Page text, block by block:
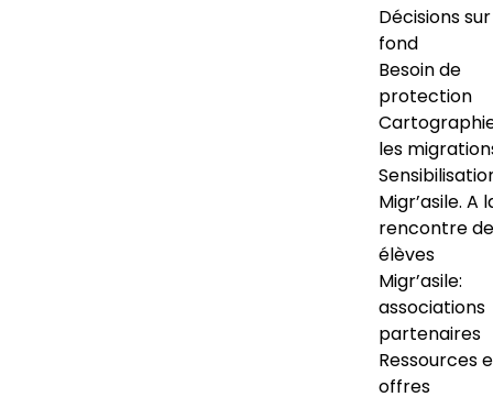
Décisions
fond
Besoin de
protection
les
Migr’asile. A
rencontre
élèves
Migr’asile:
associations
partenaires
Ressources
offres